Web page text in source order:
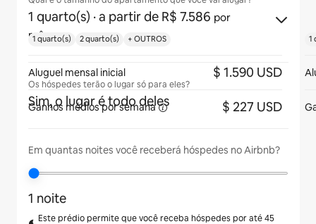
1 quarto(s) · a partir de R$ 7.586 por
mês
Os hóspedes terão o lugar só para eles?
Sim, o lugar é todo deles
Em quantas noites você receberá hóspedes no Airbnb?
1 noite
Este prédio permite que você receba hóspedes por até 45
1 quarto(s) 2 quarto(s) + OUTROS
Aluguel mensal inicial $ 1.590 USD
Ganhos médiospor semana $ 227 USD
1